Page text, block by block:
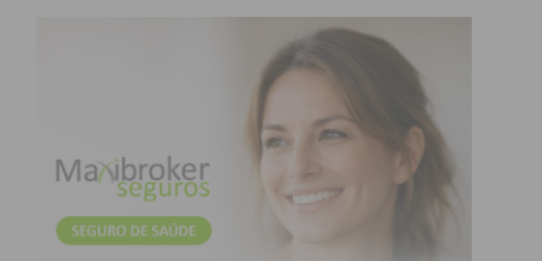
responsabilidade e respeito pelo clube, num
momento que é complicado para todos, para o
futebol atual e, em particular, para o Paços de
Foi ainda adiantada a informação de que o mês de
março será pago na íntegra aos profissionais do
clube, enquanto o acordo de redução salarial se